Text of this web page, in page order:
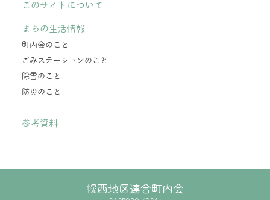
このサイトについて
まちの生活情報
町内会のこと
ごみステーションのこと
除雪のこと
防災のこと
参考資料
幌西地区連合町内会